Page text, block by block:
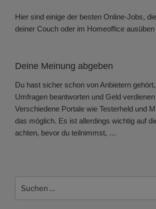
Hier sind einige der besten Online-Jobs,
deiner Couch oder im Homeoffice
Deine Meinung abgeben
Du hast sicher schon von Anbietern
Umfragen beantworten und Geld
Verschiedene Portale wie Testerheld und
das möglich. Es ist allerdings wichtig auf
achten, bevor du teilnimmst, …
nach: